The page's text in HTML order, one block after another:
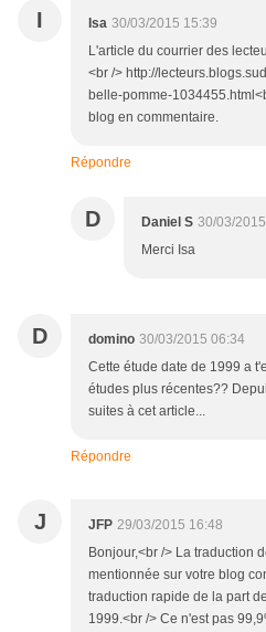
I Isa 30/03/2015 15:39
L'article du courrier des
<br /> http://
belle-pomme-
blog en commentaire.
Répondre
D Daniel S 30/03/
Merci Isa
D domino 30/03/2015 06:34
Cette étude date de 1999 a
études plus récentes??
suites à cet article...
Répondre
J JFP 29/03/2015 16:48
Bonjour,<br /> La traduction
mentionnée sur votre blog
traduction rapide de la part
1999.<br /> Ce n'est pas